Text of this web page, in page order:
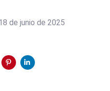
de junio de 2025